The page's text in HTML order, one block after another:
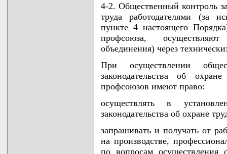
4-2. Общественный контроль
труда работодателями (за
пункте 4 настоящего
профсоюза,
объединения) через
При осуществлении
законодательства об
профсоюзов имеют право:
осуществлять в
законодательства об охране
запрашивать и получать от
на производстве,
по вопросам осуществления